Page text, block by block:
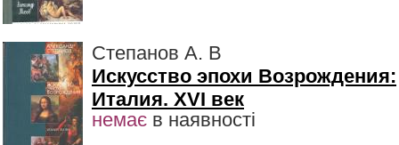
Степанов А. В
Искусство эпохи Возрождения:
Италия. XVI век
немає в наявності